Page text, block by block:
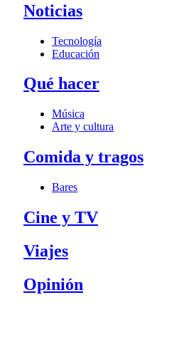
Noticias
Tecnología
Educación
Qué hacer
Música
Arte y cultura
Comida y tragos
Bares
Cine y TV
Viajes
Opinión